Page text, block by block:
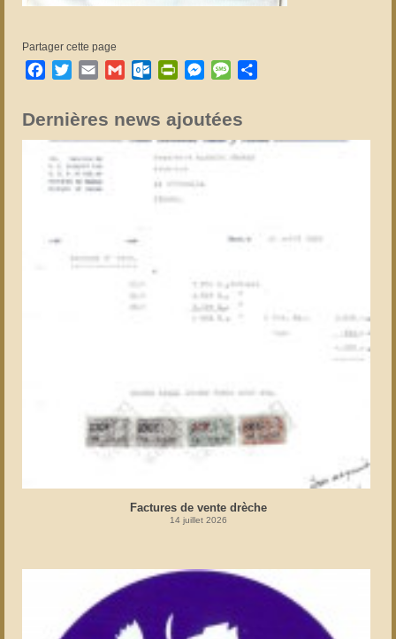
Partager cette page
Facebook
TwitterEmail GmailOutlook.com
PrintFriendly
Messenger
Message
Dernières news ajoutées
Factures de vente drèche
14 juillet 2026